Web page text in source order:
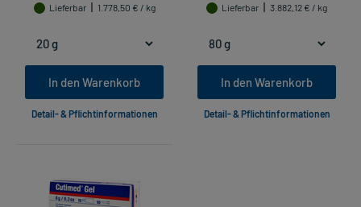
Lieferbar
1.778,50 € / kg
In den Warenkorb
Detail- & Pflichtinformationen
Lieferbar
3.882,12 € / kg
In den Warenkorb
Detail- & Pflichtinformationen